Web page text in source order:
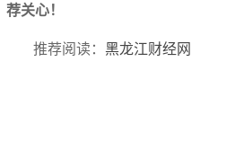
荐关心！
推荐阅读： 黑龙江财经网